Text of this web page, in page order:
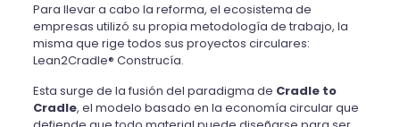
Para llevar a cabo la reforma, el ecosistema de
empresas utilizó su propia metodología de trabajo, la
misma que rige todos sus proyectos circulares:
Lean2Cradle® Construcía.
Esta surge de la fusión del paradigma de Cradle to
Cradle, el modelo basado en la economía circular que